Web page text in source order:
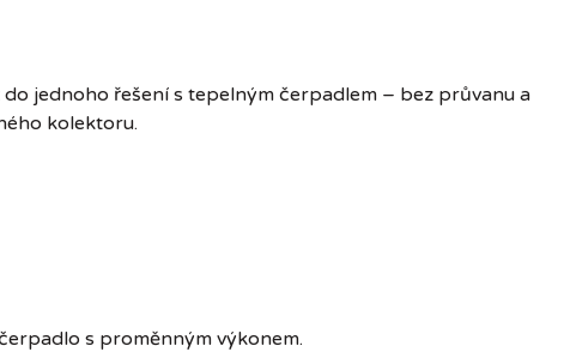
jednoho řešení s tepelným čerpadlem – bez průvanu a
kolektoru.
s proměnným výkonem.